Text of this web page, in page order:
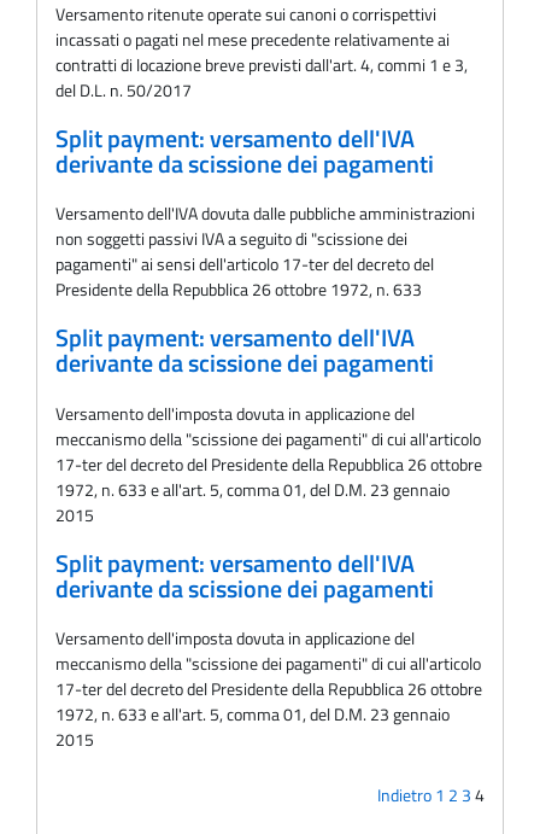
Versamento ritenute operate sui canoni o corrispettivi
incassati o pagati nel mese precedente relativamente ai
contratti di locazione breve previsti dall'art. 4, commi 1 e 3,
del D.L. n. 50/2017
Split payment: versamento dell'IVA
derivante da scissione dei pagamenti
Versamento dell'IVA dovuta dalle pubbliche amministrazioni
non soggetti passivi IVA a seguito di "scissione dei
pagamenti" ai sensi dell'articolo 17-ter del decreto del
Presidente della Repubblica 26 ottobre 1972, n. 633
Split payment: versamento dell'IVA
derivante da scissione dei pagamenti
Versamento dell'imposta dovuta in applicazione del
meccanismo della "scissione dei pagamenti" di cui all'articolo
17-ter del decreto del Presidente della Repubblica 26 ottobre
1972, n. 633 e all'art. 5, comma 01, del D.M. 23 gennaio
2015
Split payment: versamento dell'IVA
derivante da scissione dei pagamenti
Versamento dell'imposta dovuta in applicazione del
meccanismo della "scissione dei pagamenti" di cui all'articolo
17-ter del decreto del Presidente della Repubblica 26 ottobre
1972, n. 633 e all'art. 5, comma 01, del D.M. 23 gennaio
2015
Indietro1 2 34